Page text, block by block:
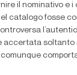
il nominativo e
catalogo fosse
accertata soltanto